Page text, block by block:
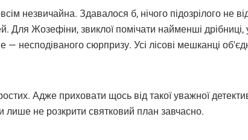
незвичайна. Здавалося б, нічого підозрілого не
Для Жозефіни, звиклої помічати найменші
— несподіваного сюрпризу. Усі лісові мешканці
Адже приховати щось від такої уважної
лише не розкрити святковий план завчасно.